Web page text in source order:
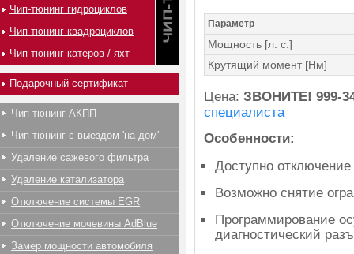
Параметр
Мощность [л. с.]
Крутящий момент [Нм]
Цена: ЗВОНИТЕ! 999-
специалиста
Особенности:
Доступно отключение
Возможно снятие
Программирование
диагностический
Чип-тюнинг гидроциклов
Чип-тюнинг квадроциклов
Чип-тюнинг катеров / яхт
Подарочный сертификат
Чип тюнинг АКПП
Чип тюнинг с выездом 'на дом'
Удаление сажевого фильтра
Удаление катализатора
Отключение системы EGR
Отключение мочевины AdBlue
Замер мощности автомобиля